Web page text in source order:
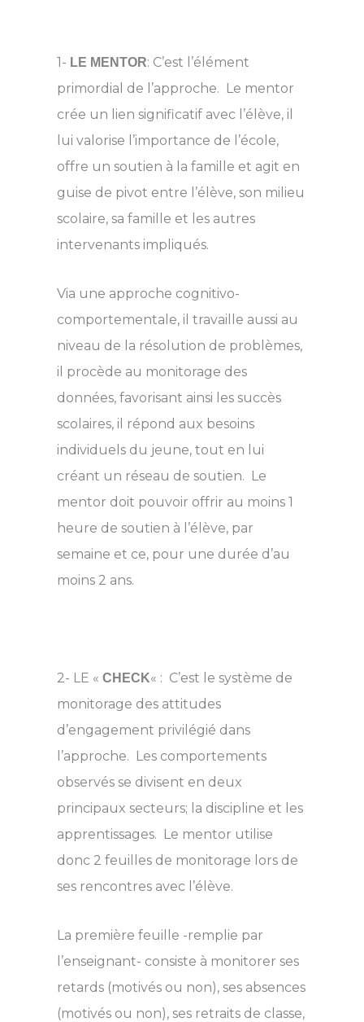
1- LE MENTOR: C’est l’élément
primordial de l’approche. Le mentor
crée un lien significatif avec l’élève, il
lui valorise l’importance de l’école,
offre un soutien à la famille et agit en
guise de pivot entre l’élève, son milieu
scolaire, sa famille et les autres
intervenants impliqués.
Via une approche cognitivo-
comportementale, il travaille aussi au
niveau de la résolution de problèmes,
il procède au monitorage des
données, favorisant ainsi les succès
scolaires, il répond aux besoins
individuels du jeune, tout en lui
créant un réseau de soutien. Le
mentor doit pouvoir offrir au moins 1
heure de soutien à l’élève, par
semaine et ce, pour une durée d’au
moins 2 ans.
2- LE « CHECK« : C’est le système de
monitorage des attitudes
d’engagement privilégié dans
l’approche. Les comportements
observés se divisent en deux
principaux secteurs; la discipline et les
apprentissages. Le mentor utilise
donc 2 feuilles de monitorage lors de
ses rencontres avec l’élève.
La première feuille -remplie par
l’enseignant- consiste à monitorer ses
retards (motivés ou non), ses absences
(motivés ou non), ses retraits de classe,